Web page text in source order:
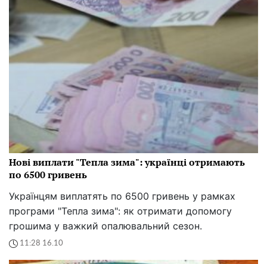
Нові виплати "Тепла зима": українці отримають
по 6500 гривень
Українцям виплатять по 6500 гривень у рамках
програми "Тепла зима": як отримати допомогу
грошима у важкий опалювальний сезон.
11:28 16.10